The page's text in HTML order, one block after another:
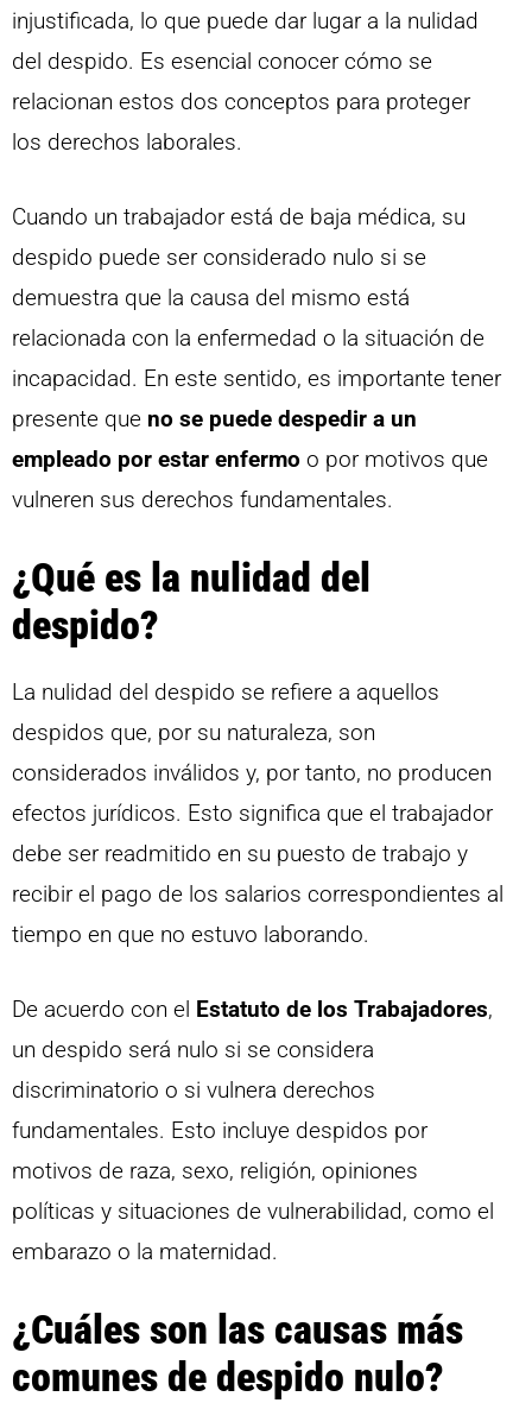
injustificada, lo que puede dar lugar a la nulidad
del despido. Es esencial conocer cómo se
relacionan estos dos conceptos para proteger
los derechos laborales.
Cuando un trabajador está de baja médica, su
despido puede ser considerado nulo si se
demuestra que la causa del mismo está
relacionada con la enfermedad o la situación de
incapacidad. En este sentido, es importante tener
presente que no se puede despedir a un
empleado por estar enfermo o por motivos que
vulneren sus derechos fundamentales.
¿Qué es la nulidad del
despido?
La nulidad del despido se refiere a aquellos
despidos que, por su naturaleza, son
considerados inválidos y, por tanto, no producen
efectos jurídicos. Esto significa que el trabajador
debe ser readmitido en su puesto de trabajo y
recibir el pago de los salarios correspondientes al
tiempo en que no estuvo laborando.
De acuerdo con el Estatuto de los Trabajadores,
un despido será nulo si se considera
discriminatorio o si vulnera derechos
fundamentales. Esto incluye despidos por
motivos de raza, sexo, religión, opiniones
políticas y situaciones de vulnerabilidad, como el
embarazo o la maternidad.
¿Cuáles son las causas más
comunes de despido nulo?